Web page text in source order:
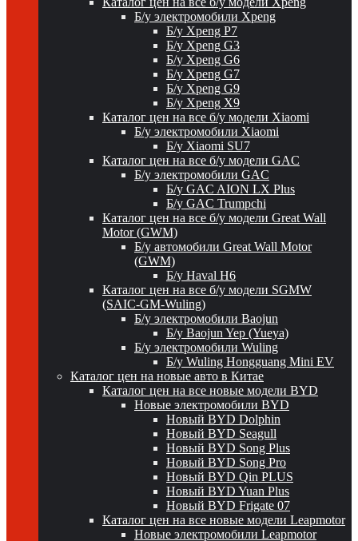
Б/у электромобили Xpeng
Б/у Xpeng P7
Б/у Xpeng G3
Б/у Xpeng G6
Б/у Xpeng G7
Б/у Xpeng G9
Б/у Xpeng X9
Каталог цен на все б/у модели Xiaomi
Б/у электромобили Xiaomi
Б/у Xiaomi SU7
Каталог цен на все б/у модели GAC
Б/у электромобили GAC
Б/у GAC AION LX Plus
Б/у GAC Trumpchi
Каталог цен на все б/у модели Great Wall
Motor (GWM)
Б/у автомобили Great Wall Motor
(GWM)
Б/у Haval H6
Каталог цен на все б/у модели SGMW
(SAIC-GM-Wuling)
Б/у электромобили Baojun
Б/у Baojun Yep (Yueya)
Б/у электромобили Wuling
Б/у Wuling Hongguang Mini EV
Каталог цен на новые авто в Китае
Каталог цен на все новые модели BYD
Новые электромобили BYD
Новый BYD Dolphin
Новый BYD Seagull
Новый BYD Song Plus
Новый BYD Song Pro
Новый BYD Qin PLUS
Новый BYD Yuan Plus
Новый BYD Frigate 07
Каталог цен на все новые модели Leapmotor
Новые электромобили Leapmotor